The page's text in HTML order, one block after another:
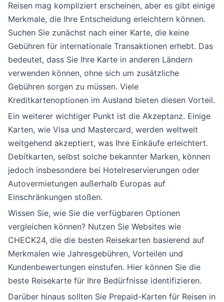
Reisen mag kompliziert erscheinen, aber es gibt einige
Merkmale, die Ihre Entscheidung erleichtern können.
Suchen Sie zunächst nach einer Karte, die keine
Gebühren für internationale Transaktionen erhebt. Das
bedeutet, dass Sie Ihre Karte in anderen Ländern
verwenden können, ohne sich um zusätzliche
Gebühren sorgen zu müssen. Viele
Kreditkartenoptionen im Ausland bieten diesen Vorteil.
Ein weiterer wichtiger Punkt ist die Akzeptanz. Einige
Karten, wie Visa und Mastercard, werden weltweit
weitgehend akzeptiert, was Ihre Einkäufe erleichtert.
Debitkarten, selbst solche bekannter Marken, können
jedoch insbesondere bei Hotelreservierungen oder
Autovermietungen außerhalb Europas auf
Einschränkungen stoßen.
Wissen Sie, wie Sie die verfügbaren Optionen
vergleichen können? Nutzen Sie Websites wie
CHECK24, die die besten Reisekarten basierend auf
Merkmalen wie Jahresgebühren, Vorteilen und
Kundenbewertungen einstufen. Hier können Sie die
beste Reisekarte für Ihre Bedürfnisse identifizieren.
Darüber hinaus sollten Sie Prepaid-Karten für Reisen in